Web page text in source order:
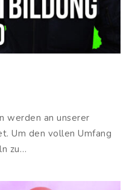
werden an unserer
Um den vollen Umfang
zu…